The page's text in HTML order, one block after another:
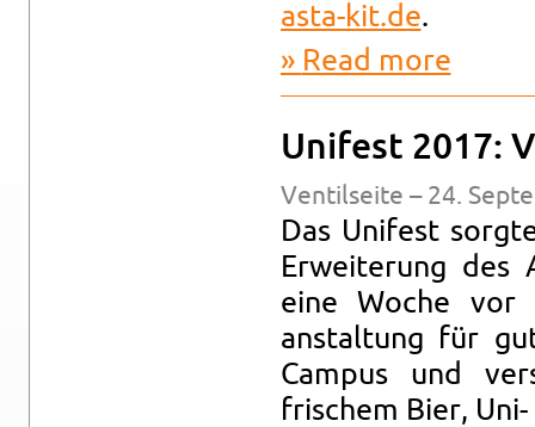
asta-​kit.​de.
Read more
Unifest 2017:
Ven­til­seite – 24.
Das Unifest
Er­weiterung des
eine Woche
anstal­tung für
Cam­pus und
frischem Bier,